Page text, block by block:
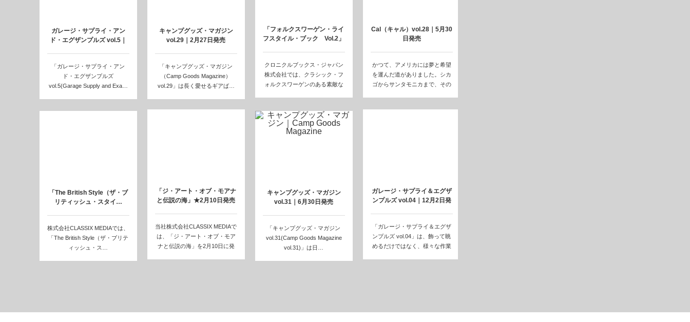
ガレージ・サプライ・アン
ド・エグザンプルズ vol.5｜
「ガレージ・サプライ・アン
ド・エグザンプルズ
vol.5(Garage Supply and Exa…
キャンプグッズ・マガジン
vol.29｜2月27日発売
「キャンプグッズ・マガジン
（Camp Goods Magazine）
vol.29」は長く愛せるギアば…
「フォルクスワーゲン・ライ
フスタイル・ブック Vol.2」
クロニクルブックス・ジャパン
株式会社では、クラシック・フ
ォルクスワーゲンのある素敵な
Cal（キャル）vol.28｜5月30
日発売
かつて、アメリカには夢と希望
を運んだ道がありました。シカ
ゴからサンタモニカまで、その
「The British Style（ザ・ブ
リティッシュ・スタイ…
株式会社CLASSIX MEDIAでは、
「The British Style（ザ・ブリテ
ィッシュ・ス…
「ジ・アート・オブ・モアナ
と伝説の海」★2月10日発売
当社株式会社CLASSIX MEDIAで
は、「ジ・アート・オブ・モア
ナと伝説の海」を2月10日に発
キャンプグッズ・マガジン
vol.31｜6月30日発売
「キャンプグッズ・マガジン
vol.31(Camp Goods Magazine
vol.31)」は日…
ガレージ・サプライ＆エグザ
ンプルズ vol.04｜12月2日発
「ガレージ・サプライ＆エグザ
ンプルズ vol.04」は、飾って眺
めるだけではなく、様々な作業